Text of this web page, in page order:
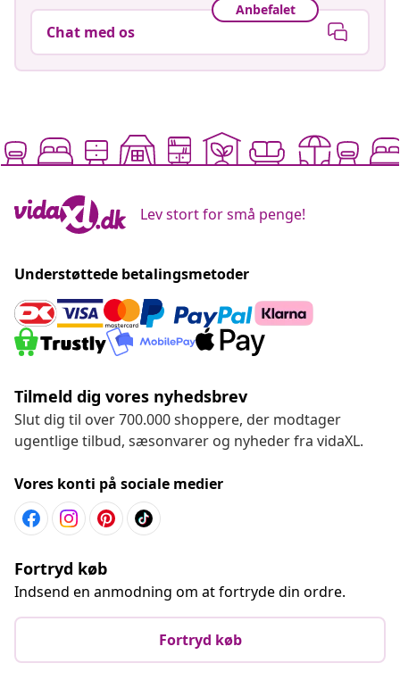
Anbefalet
Chat med os
Lev stort for små penge!
Understøttede betalingsmetoder
Tilmeld dig vores nyhedsbrev
Slut dig til over 700.000 shoppere, der modtager
ugentlige tilbud, sæsonvarer og nyheder fra vidaXL.
Vores konti på sociale medier
Fortryd køb
Indsend en anmodning om at fortryde din ordre.
Fortryd køb